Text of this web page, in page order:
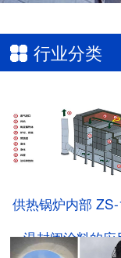
行业分类
供热锅炉内部
温封闭涂料的应